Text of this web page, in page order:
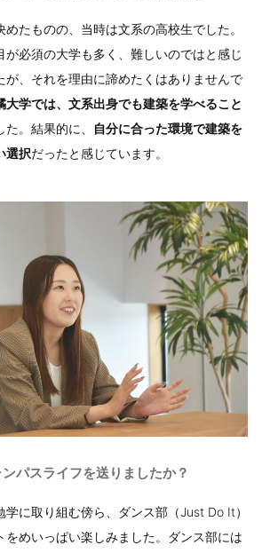
たものの、当時は文系の高校生でした。
が必須の大学も多く、難しいのではと感じ
が、それを理由に諦めたくはありませんで
大学では、文系出身でも建築を学べること
。結果的に、
自分に合った環境で建築を
選択だったと感じています。
パスライフを送りましたか？
学に取り組む傍ら、ダンス部（Just Do It）
をめいっぱい楽しみました。ダンス部には